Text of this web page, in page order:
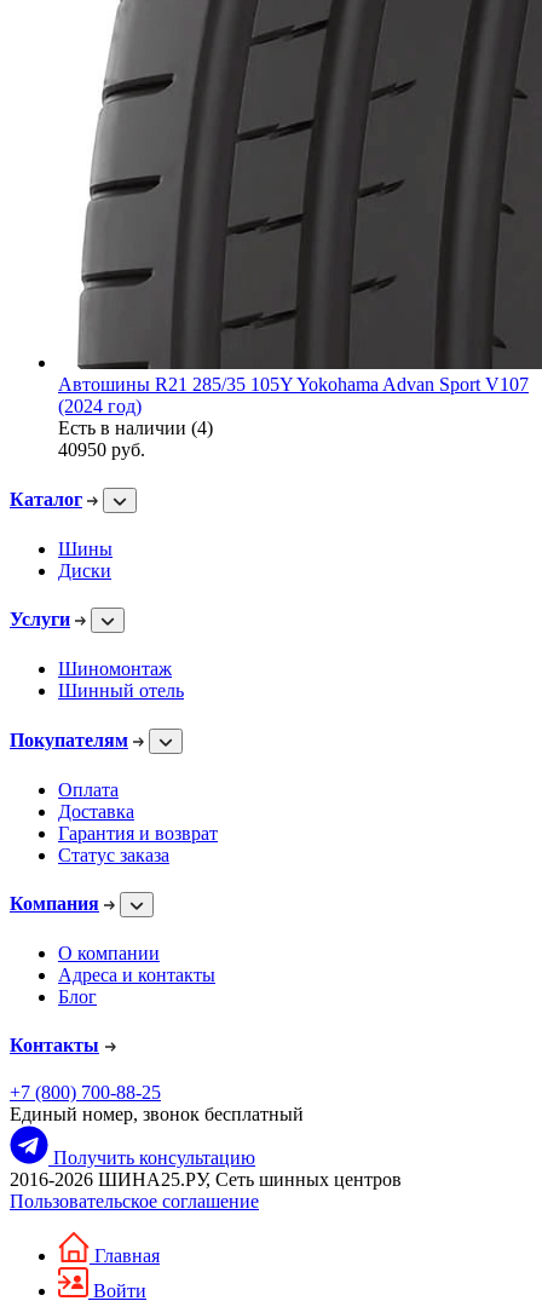
Автошины R21 285/35 105Y Yokohama Advan Sport V107
(2024 год)
Есть в наличии (4)
40950 руб.
Каталог
Шины
Диски
Услуги
Шиномонтаж
Шинный отель
Покупателям
Оплата
Доставка
Гарантия и возврат
Статус заказа
Компания
О компании
Адреса и контакты
Блог
Контакты
+7 (800) 700-88-25
Единый номер, звонок бесплатный
Получить консультацию
2016-2026 ШИНА25.РУ, Сеть шинных центров
Пользовательское соглашение
Главная
Войти